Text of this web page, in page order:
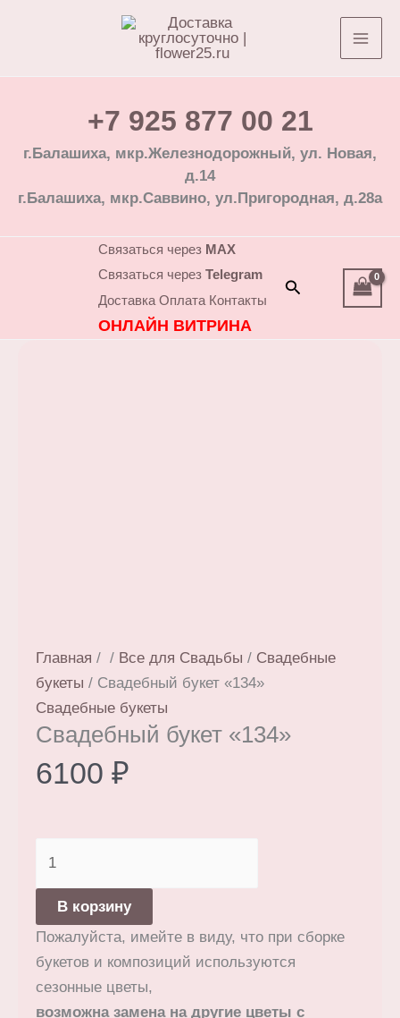
+7 925 877 00 21
г.Балашиха, мкр.Железнодорожный, ул. Новая,
д.14
г.Балашиха, мкр.Саввино, ул.Пригородная, д.28а
Связаться через MAX
Связаться черезTelegram
Доставка Оплата Контакты
ОНЛАЙН ВИТРИНА
Поиск
Главная / / Все для Свадьбы / Свадебные
букеты / Свадебный букет «134»
Свадебные букеты
Свадебный букет «134»
6100 ₽
Свадебный
букет
В корзину
Пожалуйста, имейте в виду, что при сборке
букетов и композиций используются
сезонные цветы,
возможна замена на другие цветы с